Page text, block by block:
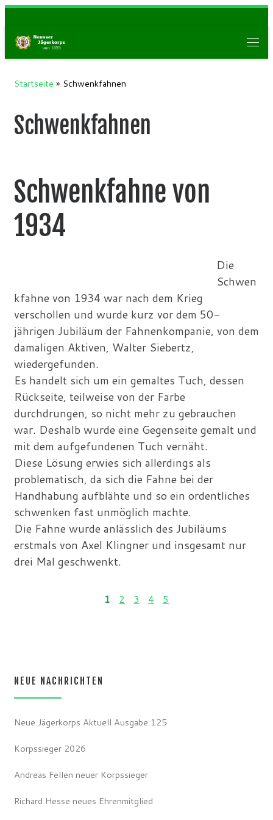
Startseite » Schwenkfahnen
Schwenkfahnen
Schwenkfahne von
1934
Die
Schwen
kfahne von 1934 war nach dem Krieg
verschollen und wurde kurz vor dem 50-
jährigen Jubiläum der Fahnenkompanie, von dem
damaligen Aktiven, Walter Siebertz,
wiedergefunden.
Es handelt sich um ein gemaltes Tuch, dessen
Rückseite, teilweise von der Farbe
durchdrungen, so nicht mehr zu gebrauchen
war. Deshalb wurde eine Gegenseite gemalt und
mit dem aufgefundenen Tuch vernäht.
Diese Lösung erwies sich allerdings als
problematisch, da sich die Fahne bei der
Handhabung aufblähte und so ein ordentliches
schwenken fast unmöglich machte.
Die Fahne wurde anlässlich des Jubiläums
erstmals von Axel Klingner und insgesamt nur
drei Mal geschwenkt.
1 2 3 4 5
NEUE NACHRICHTEN
Neue Jägerkorps Aktuell Ausgabe 125
Korpssieger 2026
Andreas Fellen neuer Korpssieger
Richard Hesse neues Ehrenmitglied